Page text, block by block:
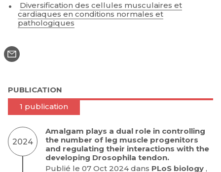
Diversification des cellules musculaires et
cardiaques en conditions normales et
pathologiques
PUBLICATION
1 publication
2024
Amalgam plays a dual role in controlling
the number of leg muscle progenitors
and regulating their interactions with the
developing Drosophila tendon.
Publié le 07 Oct 2024 dans PLoS biology ,